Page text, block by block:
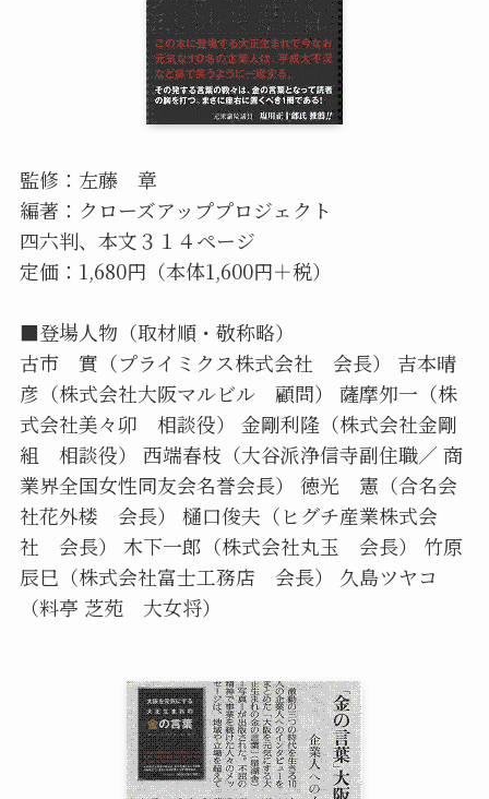
監修：左藤 章
編著：クローズアッププロジェクト
四六判、本文３１４ページ
定価：1,680円（本体1,600円＋税）
■登場人物（取材順・敬称略）
古市 實（プライミクス株式会社 会長） 吉本晴
彦（株式会社大阪マルビル 顧問） 薩摩夘一（株
式会社美々卯 相談役） 金剛利隆（株式会社金剛
組 相談役） 西端春枝（大谷派浄信寺副住職／ 商
業界全国女性同友会名誉会長） 徳光 憲（合名会
社花外楼 会長） 樋口俊夫（ヒグチ産業株式会
社 会長） 木下一郎（株式会社丸玉 会長） 竹原
辰巳（株式会社富士工務店 会長） 久島ツヤコ
（料亭 芝苑 大女将）